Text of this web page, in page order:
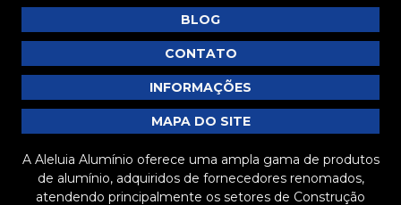
BLOG
CONTATO
INFORMAÇÕES
MAPA DO SITE
A Aleluia Alumínio oferece uma ampla gama de produtos
de alumínio, adquiridos de fornecedores renomados,
atendendo principalmente os setores de Construção